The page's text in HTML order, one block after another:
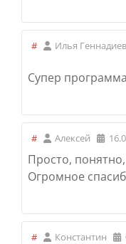
# Илья
Супер
# Алексей
Просто,
Огромное
# Константин